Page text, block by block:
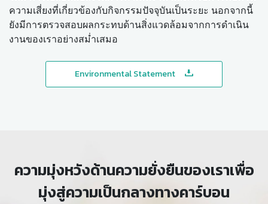
ความเสี่ยงที่เกี่ยวข้องกับกิจกรรมปัจจุบันเป็นระยะ นอกจากนี้
ยังมีการตรวจสอบผลกระทบด้านสิ่งแวดล้อมจากการดำเนิน
งานของเราอย่างสม่ำเสมอ
Environmental Statement
ความมุ่งหวังด้านความยั่งยืนของเราเพื่อ
มุ่งสู่ความเป็นกลางทางคาร์บอน